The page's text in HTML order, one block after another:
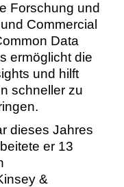
Forschung und
Commercial
Data
ermöglicht die
und hilft
schneller zu
dieses Jahres
er 13
&